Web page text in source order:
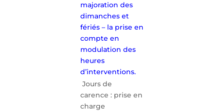
majoration des
dimanches et
fériés – la prise en
compte en
modulation des
heures
d’interventions.
Jours de
carence : prise en
charge